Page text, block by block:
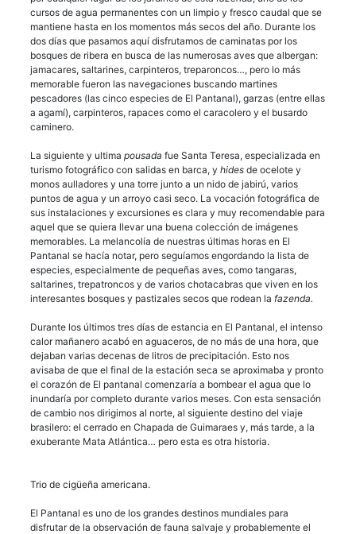
cursos de agua permanentes con un limpio y fresco caudal que se
mantiene hasta en los momentos más secos del año. Durante los
dos días que pasamos aquí disfrutamos de caminatas por los
bosques de ribera en busca de las numerosas aves que albergan:
jamacares, saltarines, carpinteros, treparoncos…, pero lo más
memorable fueron las navegaciones buscando martines
pescadores (las cinco especies de El Pantanal), garzas (entre ellas
a agamí), carpinteros, rapaces como el caracolero y el busardo
caminero.
La siguiente y ultima pousada fue Santa Teresa, especializada en
turismo fotográfico con salidas en barca, y hides de ocelote y
monos aulladores y una torre junto a un nido de jabirú, varios
puntos de agua y un arroyo casi seco. La vocación fotográfica de
sus instalaciones y excursiones es clara y muy recomendable para
aquel que se quiera llevar una buena colección de imágenes
memorables. La melancolía de nuestras últimas horas en El
Pantanal se hacía notar, pero seguíamos engordando la lista de
especies, especialmente de pequeñas aves, como tangaras,
saltarines, trepatroncos y de varios chotacabras que viven en los
interesantes bosques y pastizales secos que rodean la fazenda.
Durante los últimos tres días de estancia en El Pantanal, el intenso
calor mañanero acabó en aguaceros, de no más de una hora, que
dejaban varias decenas de litros de precipitación. Esto nos
avisaba de que el final de la estación seca se aproximaba y pronto
el corazón de El pantanal comenzaría a bombear el agua que lo
inundaría por completo durante varios meses. Con esta sensación
de cambio nos dirigimos al norte, al siguiente destino del viaje
brasilero: el cerrado en Chapada de Guimaraes y, más tarde, a la
exuberante Mata Atlántica… pero esta es otra historia.
Trio de cigüeña americana.
El Pantanal es uno de los grandes destinos mundiales para
disfrutar de la observación de fauna salvaje y probablemente el